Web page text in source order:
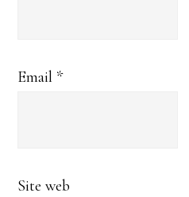
Email *
Site web